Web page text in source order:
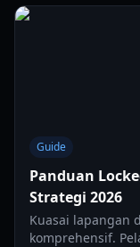
Guide
Panduan
Strategi 2026
Kuasai lapangan
komprehensif.